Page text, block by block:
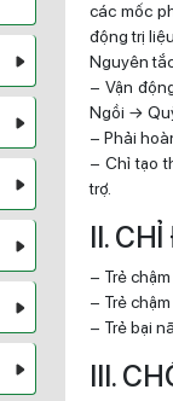
các mốc
động trị liệu.
Nguyên
– Vận
Ngồi →
– Phải
– Chỉ tạo
trợ.
II.
– Trẻ
– Trẻ
– Trẻ bại
III.